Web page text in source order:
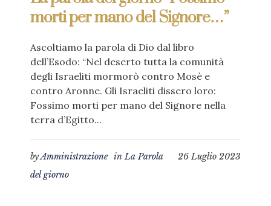
morti per mano del Signore…”
Ascoltiamo la parola di Dio dal libro
dell’Esodo: “Nel deserto tutta la comunità
degli Israeliti mormorò contro Mosè e
contro Aronne. Gli Israeliti dissero loro:
Fossimo morti per mano del Signore nella
terra d’Egitto...
26 Luglio 2023
byAmministrazione inLa Parola
del giorno